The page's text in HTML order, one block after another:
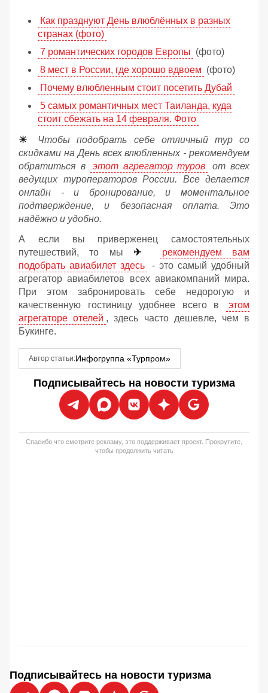
Как празднуют День влюблённых в разных
странах (фото)
7 романтических городов Европы (фото)
8 мест в России, где хорошо вдвоем (фото)
Почему влюбленным стоит посетить Дубай
5 самых романтичных мест Таиланда, куда
стоит сбежать на 14 февраля. Фото
☀ Чтобы подобрать себе отличный тур со
скидками на День всех влюбленных - рекомендуем
обратиться в
этот агрегатор туров
от всех
ведущих туроператоров России. Все делается
онлайн - и бронирование, и моментальное
подтверждение, и безопасная оплата. Это
надёжно и удобно.
А если вы приверженец самостоятельных
путешествий, то мы ✈
рекомендуем вам
подобрать авиабилет здесь
- это самый удобный
агрегатор авиабилетов всех авиакомпаний мира.
При этом забронировать себе недорогую и
качественную гостиницу удобнее всего в
этом
агрегаторе отелей , здесь часто дешевле, чем в
Букинге.
Автор статьи:Инфогруппа «Турпром»
Подписывайтесь на новости туризма
Спасибо что смотрите рекламу, это поддерживает проект. Прокрутите,
чтобы продолжить читать
Подписывайтесь на новости туризма